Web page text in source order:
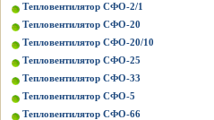
Тепловентилятор СФО-2/1
Тепловентилятор СФО-20
Тепловентилятор СФО-20/10
Тепловентилятор СФО-25
Тепловентилятор СФО-33
Тепловентилятор СФО-5
Тепловентилятор СФО-66